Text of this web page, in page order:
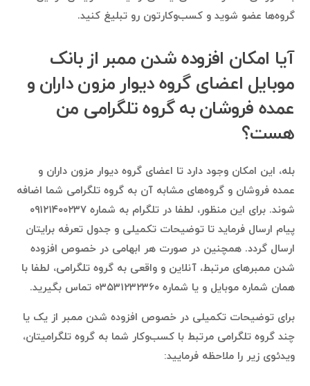
گروه‌ها عضو شوید و کسب‌وکارتون رو تبلیغ کنید.
آیا امکان افزوده شدن ممبر از بانک
موبایل اعضای گروه دیوار مزون داران و
عمده فروشان به گروه تلگرامی من
هست؟
بله، این امکان وجود دارد تا اعضای گروه دیوار مزون داران و
عمده فروشان و گروه‌های مشابه آن به گروه تلگرامی شما اضافه
شوند. برای این منظور، لطفا در تلگرام به شماره ۰۹۱۲۱۴۰۰۲۳۷
پیام ارسال فرماید تا توضیحات تکمیلی و جدول تعرفه برایتان
ارسال گردد. همچنین در صورت هر ابهامی در خصوص افزوده
شدن ممبرهای مرتبط، آنلاین و واقعی به گروه تلگرامی، لطفا با
همان شماره موبایل و یا شماره ۰۳۵۳۱۲۳۲۳۶۰ تماس بگیرید.
برای توضیحات تکمیلی در خصوص افزوده شدن ممبر از یک یا
چند گروه تلگرامی مرتبط با کسب‌وکار شما به گروه تلگرامیتان،
ویدئوی زیر را ملاحظه فرمایید: